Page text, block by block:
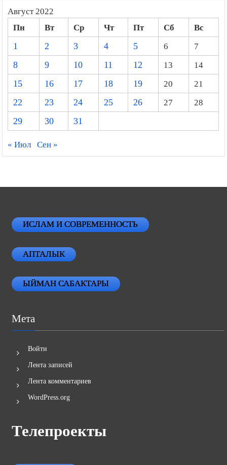
Август 2022
Пн Вт Ср Чт Пт Сб
Вс
1
2 3 4 5 6
7
8
9 10 11 12 13
14
15
16 17 18 19 20
21
22
23 24 25 26 27
28
29
30 31
« Июл Сен »
ИСЛАМ И СОВРЕМЕННОСТЬ
АПТАЛЫК
ЫЙМАН САБАКТАРЫ
Мета
Войти
Лента записей
Лента комментариев
WordPress.org
Телепроекты